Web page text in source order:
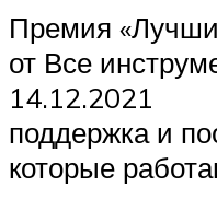
Премия
от Все
14.12.2021
поддержка и
которые